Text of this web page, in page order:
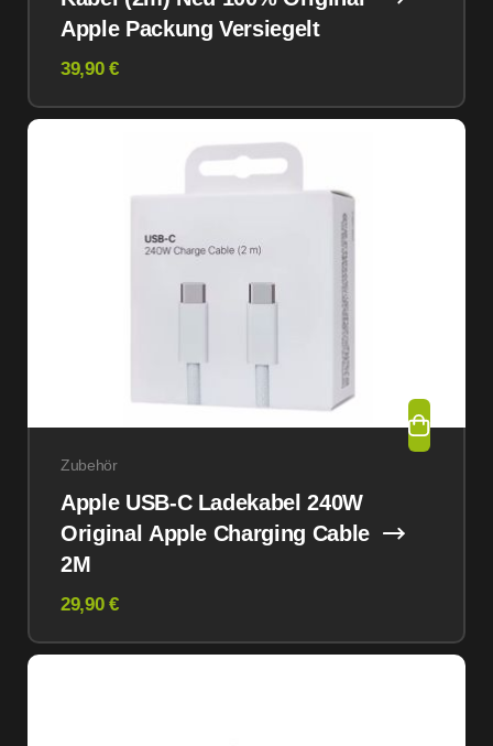
Apple Packung Versiegelt
39,90 €
Zubehör
Apple USB-C Ladekabel 240W
Original Apple Charging Cable
2M
29,90 €